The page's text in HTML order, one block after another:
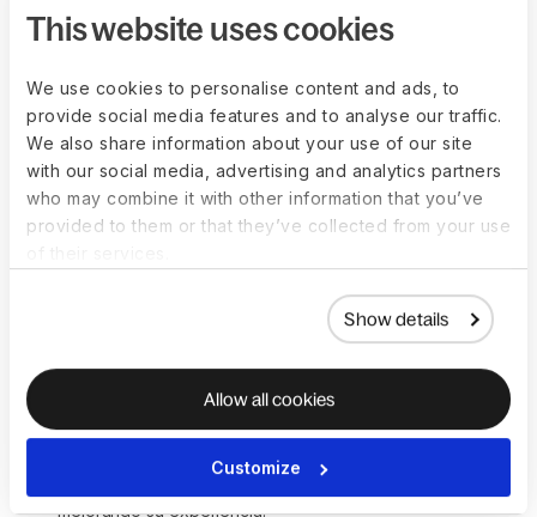
This website uses cookies
We use cookies to personalise content and ads, to
provide social media features and to analyse our traffic.
We also share information about your use of our site
with our social media, advertising and analytics partners
who may combine it with other information that you’ve
provided to them or that they’ve collected from your use
Show details
Allow all cookies
Customize
Dominio de Excel u otras herramientas de análisis de
Experiencia trabajando con puntuaciones y encuestas
de NPS será bien valorada.
Director de Customer
que buscas en el candidato ideal.
Comunicación verbal y escrita: para interactuar de
manera efectiva con los clientes, comprender sus
necesidades y transmitir información con claridad,
mejorando su experiencia.